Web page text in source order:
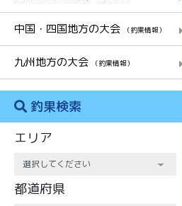
中国・四国地方の大会 （釣果情報）
九州地方の大会 （釣果情報）
釣果検索
エリア
都道府県